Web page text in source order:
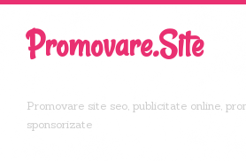
Promovare.Site
Promovare site seo, publicitate online,
sponsorizate